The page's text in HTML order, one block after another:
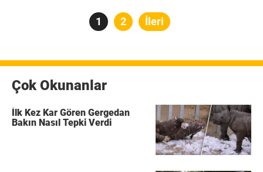
Yazı
Sayfa
1 Sayfa
2 İleri
Çok Okunanlar
İlk Kez Kar Gören Gergedan
Bakın Nasıl Tepki Verdi